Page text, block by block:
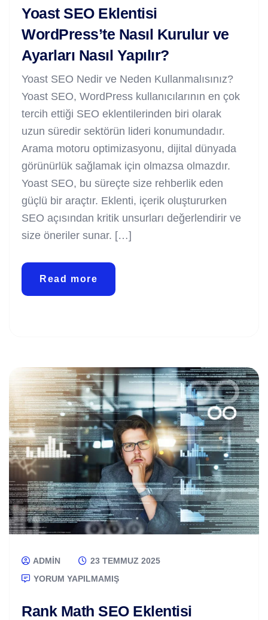
Yoast SEO Eklentisi
WordPress’te Nasıl Kurulur ve
Ayarları Nasıl Yapılır?
Yoast SEO Nedir ve Neden Kullanmalısınız?
Yoast SEO, WordPress kullanıcılarının en çok
tercih ettiği SEO eklentilerinden biri olarak
uzun süredir sektörün lideri konumundadır.
Arama motoru optimizasyonu, dijital dünyada
görünürlük sağlamak için olmazsa olmazdır.
Yoast SEO, bu süreçte size rehberlik eden
güçlü bir araçtır. Eklenti, içerik oluştururken
SEO açısından kritik unsurları değerlendirir ve
size öneriler sunar. […]
Read more
ADMIN
23 TEMMUZ 2025
YORUM YAPILMAMIŞ
Rank Math SEO Eklentisi